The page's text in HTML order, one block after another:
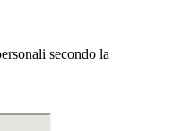
secondo la